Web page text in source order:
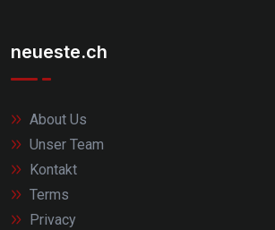
neueste.ch
About Us
Unser Team
Kontakt
Terms
Privacy